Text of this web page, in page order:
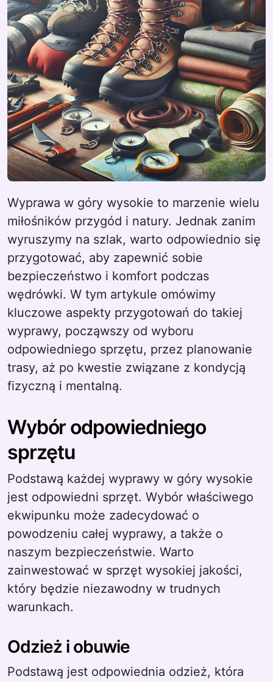
Wyprawa w góry wysokie to marzenie wielu
miłośników przygód i natury. Jednak zanim
wyruszymy na szlak, warto odpowiednio się
przygotować, aby zapewnić sobie
bezpieczeństwo i komfort podczas
wędrówki. W tym artykule omówimy
kluczowe aspekty przygotowań do takiej
wyprawy, począwszy od wyboru
odpowiedniego sprzętu, przez planowanie
trasy, aż po kwestie związane z kondycją
fizyczną i mentalną.
Wybór odpowiedniego
sprzętu
Podstawą każdej wyprawy w góry wysokie
jest odpowiedni sprzęt. Wybór właściwego
ekwipunku może zadecydować o
powodzeniu całej wyprawy, a także o
naszym bezpieczeństwie. Warto
zainwestować w sprzęt wysokiej jakości,
który będzie niezawodny w trudnych
warunkach.
Odzież i obuwie
Podstawą jest odpowiednia odzież, która